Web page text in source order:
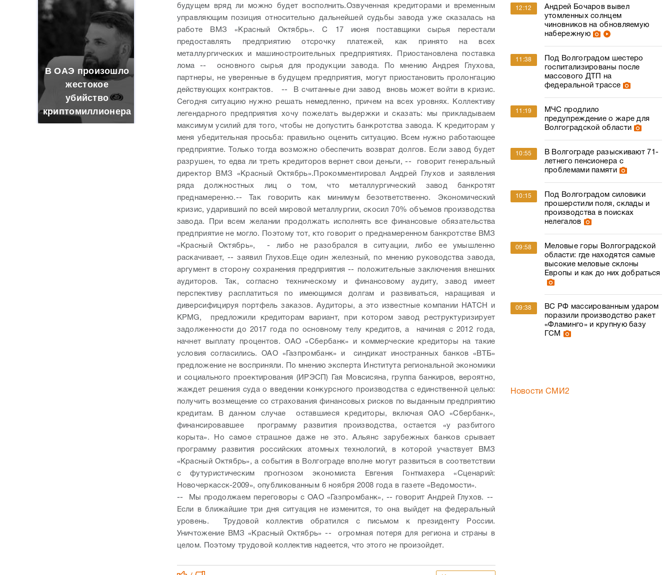
В ОАЭ произошло
жестокое
убийство
криптомиллионера
будущем вряд ли можно будет восполнить.Озвученная кредиторами и временным
управляющим позиция относительно дальнейшей судьбы завода уже сказалась на
работе ВМЗ «Красный Октябрь». С 17 июня поставщики сырья перестали
предоставлять предприятию отсрочку платежей, как принято на всех
металлургических и машиностроительных предприятиях. Приостановлена поставка
лома -- основного сырья для продукции завода. По мнению Андрея Глухова,
партнеры, не уверенные в будущем предприятия, могут приостановить пролонгацию
действующих контрактов.
-- В считанные дни завод вновь может войти в кризис.
Сегодня ситуацию нужно решать немедленно, причем на всех уровнях. Коллективу
легендарного предприятия хочу пожелать выдержки и сказать: мы прикладываем
максимум усилий для того, чтобы не допустить банкротства завода. К кредиторам у
меня убедительная просьба: правильно оценить ситуацию. Всем нужно работающее
предприятие. Только тогда возможно обеспечить возврат долгов. Если завод будет
разрушен, то едва ли треть кредиторов вернет свои деньги, -- говорит генеральный
директор ВМЗ «Красный Октябрь». Прокомментировал Андрей Глухов и заявления
ряда должностных лиц о том, что металлургический завод банкротят
преднамеренно.-- Так говорить как минимум безответственно. Экономический
кризис, ударивший по всей мировой металлургии, скосил 70% объемов производства
завода. При всем желании продолжать исполнять все финансовые обязательства
предприятие не могло. Поэтому тот, кто говорит о преднамеренном банкротстве ВМЗ
«Красный Октябрь», - либо не разобрался в ситуации, либо ее умышленно
раскачивает, -- заявил Глухов. Еще один железный, по мнению руководства завода,
аргумент в сторону сохранения предприятия -- положительные заключения внешних
аудиторов. Так, согласно техническому и финансовому аудиту, завод имеет
перспективу расплатиться по имеющимся долгам и развиваться, наращивая и
диверсифицируя портфель заказов. Аудиторы, а это известные компании HATCH и
KPMG, предложили кредиторам вариант, при котором завод реструктуризирует
задолженности до 2017 года по основному телу кредитов, а начиная с 2012 года,
начнет выплату процентов. ОАО «Сбербанк» и коммерческие кредиторы на такие
условия согласились. ОАО «Газпромбанк» и синдикат иностранных банков «ВТБ»
предложение не восприняли. По мнению эксперта Института региональной экономики
и социального проектирования (ИРЭСП) Гая Мовсисяна, группа банкиров, вероятно,
жаждет решения суда о введении конкурсного производства с единственной целью:
получить возмещение со страхования финансовых рисков по выданным предприятию
кредитам. В данном случае оставшиеся кредиторы, включая ОАО «Сбербанк»,
финансировавшее программу развития производства, остается «у разбитого
корыта». Но самое страшное даже не это. Альянс зарубежных банков срывает
программу развития российских атомных технологий, в которой участвует ВМЗ
«Красный Октябрь», а события в Волгограде вполне могут развиться в соответствии
с футуристическим прогнозом экономиста Евгения Гонтмахера «Сценарий:
Новочеркасск-2009», опубликованным 6 ноября 2008 года в газете «Ведомости».
-- Мы продолжаем переговоры с ОАО «Газпромбанк», -- говорит Андрей Глухов. --
Если в ближайшие три дня ситуация не изменится, то она выйдет на федеральный
уровень. Трудовой коллектив обратился с письмом к президенту России.
Уничтожение ВМЗ «Красный Октябрь» -- огромная потеря для региона и страны в
целом. Поэтому трудовой коллектив надеется, что этого не произойдет.
12:12
Андрей Бочаров вывел
утомленных солнцем
чиновников на обновляемую
набережную
11:38
Под Волгоградом шестеро
госпитализированы после
массового ДТП на
федеральной трассе
11:19
МЧС продлило
предупреждение о жаре для
Волгоградской области
10:55
В Волгограде разыскивают 71-
летнего пенсионера с
проблемами памяти
10:15
Под Волгоградом силовики
прошерстили поля, склады и
производства в поисках
нелегалов
09:58
Меловые горы Волгоградской
области: где находятся самые
высокие меловые склоны
Европы и как до них добраться
09:38
ВС РФ массированным ударом
поразили производство ракет
«Фламинго» и крупную базу
ГСМ
Новости СМИ2